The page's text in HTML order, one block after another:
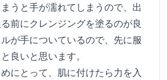
うと手が濡れてしまうので、出
前にクレンジングを塗るのが良
が手についているので、先に服
良いと思います。
にとって、肌に付けたら力を入